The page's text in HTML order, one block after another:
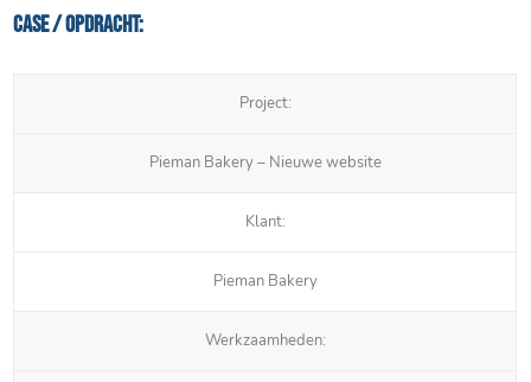
Case / Opdracht:
Project:
Pieman Bakery – Nieuwe website
Klant:
Pieman Bakery
Werkzaamheden: